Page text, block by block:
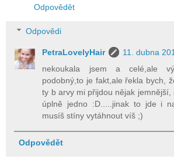
Odpovědět
Odpovědi
PetraLovelyHair
11. dubna
nekoukala jsem a celé,ale
podobný,to je fakt,ale řekla bych,
ty b arvy mi přijdou nějak jemnější,
úplně jedno :D.....jinak to jde i
musíš stíny vytáhnout víš ;)
Odpovědět